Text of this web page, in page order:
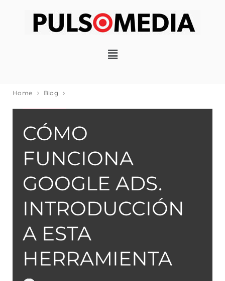
Home Blog
CÓMO
FUNCIONA
GOOGLE ADS.
INTRODUCCIÓN
A ESTA
HERRAMIENTA